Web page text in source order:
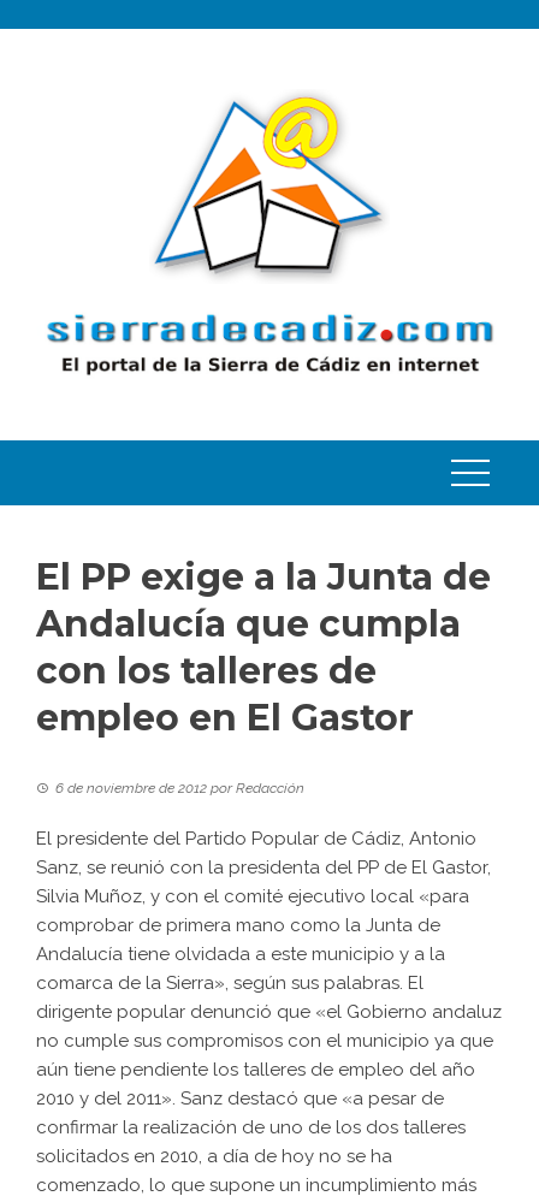
El PP exige a la Junta de
Andalucía que cumpla
con los talleres de
empleo en El Gastor
6 de noviembre de 2012 porRedacción
El presidente del Partido Popular de Cádiz, Antonio
Sanz, se reunió con la presidenta del PP de El Gastor,
Silvia Muñoz, y con el comité ejecutivo local «para
comprobar de primera mano como la Junta de
Andalucía tiene olvidada a este municipio y a la
comarca de la Sierra», según sus palabras. El
dirigente popular denunció que «el Gobierno andaluz
no cumple sus compromisos con el municipio ya que
aún tiene pendiente los talleres de empleo del año
2010 y del 2011». Sanz destacó que «a pesar de
confirmar la realización de uno de los dos talleres
solicitados en 2010, a día de hoy no se ha
comenzado, lo que supone un incumplimiento más